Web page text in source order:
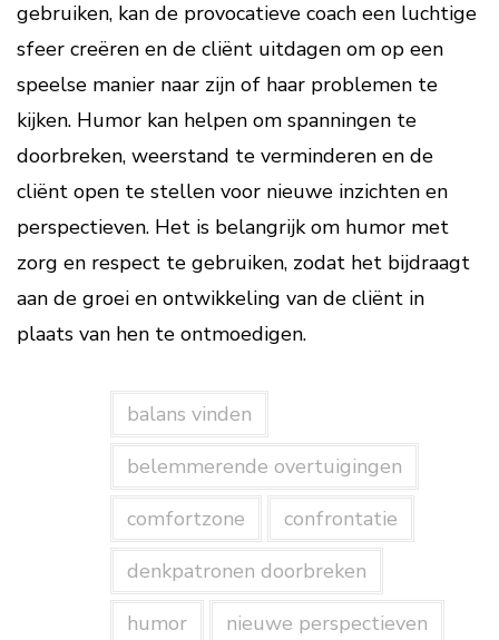
gebruiken, kan de provocatieve coach een luchtige
sfeer creëren en de cliënt uitdagen om op een
speelse manier naar zijn of haar problemen te
kijken. Humor kan helpen om spanningen te
doorbreken, weerstand te verminderen en de
cliënt open te stellen voor nieuwe inzichten en
perspectieven. Het is belangrijk om humor met
zorg en respect te gebruiken, zodat het bijdraagt
aan de groei en ontwikkeling van de cliënt in
plaats van hen te ontmoedigen.
balans vinden
belemmerende overtuigingen
comfortzone
confrontatie
denkpatronen doorbreken
humor
nieuwe perspectieven